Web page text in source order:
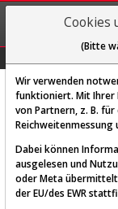
Cookies
(Bitte
Wir verwenden
funktioniert. Mit Ihrer
von Partnern, z. B.
Reichweitenmessung
Dabei können
ausgelesen und
oder Meta übermittelt
der EU/des EWR